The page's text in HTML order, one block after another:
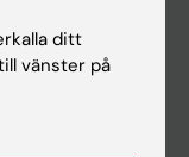
ditt
vänster på